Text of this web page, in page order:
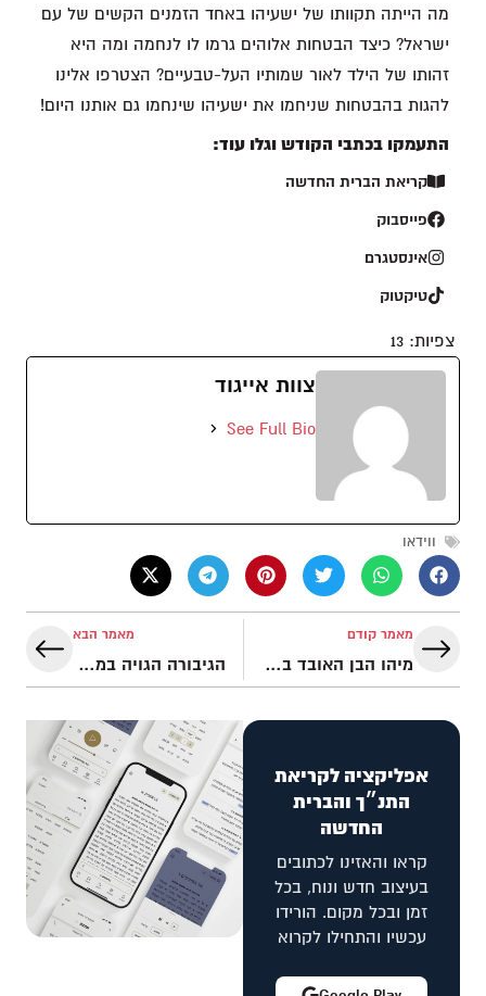
מה הייתה תקוותו של ישעיהו באחד הזמנים הקשים של עם
ישראל? כיצד הבטחות אלוהים גרמו לו לנחמה ומה היא
זהותו של הילד לאור שמותיו העל-טבעיים? הצטרפו אלינו
להגות בהבטחות שניחמו את ישעיהו שינחמו גם אותנו היום!
התעמקו בכתבי הקודש וגלו עוד:
קריאת הברית החדשה
פייסבוק
אינסטגרם
טיקטוק
צפיות: 13
צוות אייגוד
See Full Bio
ווידאו
מאמר קודם
מיהו הבן האובד במשל של ישוע? | והגית בו
מאמר הבא
הגיבורה הגויה במגילת אסתר | והגית בו
אפליקציה לקריאת
התנ״ך והברית
החדשה
קראו והאזינו לכתובים
בעיצוב חדש ונוח, בכל
זמן ובכל מקום. הורידו
עכשיו והתחילו לקרוא